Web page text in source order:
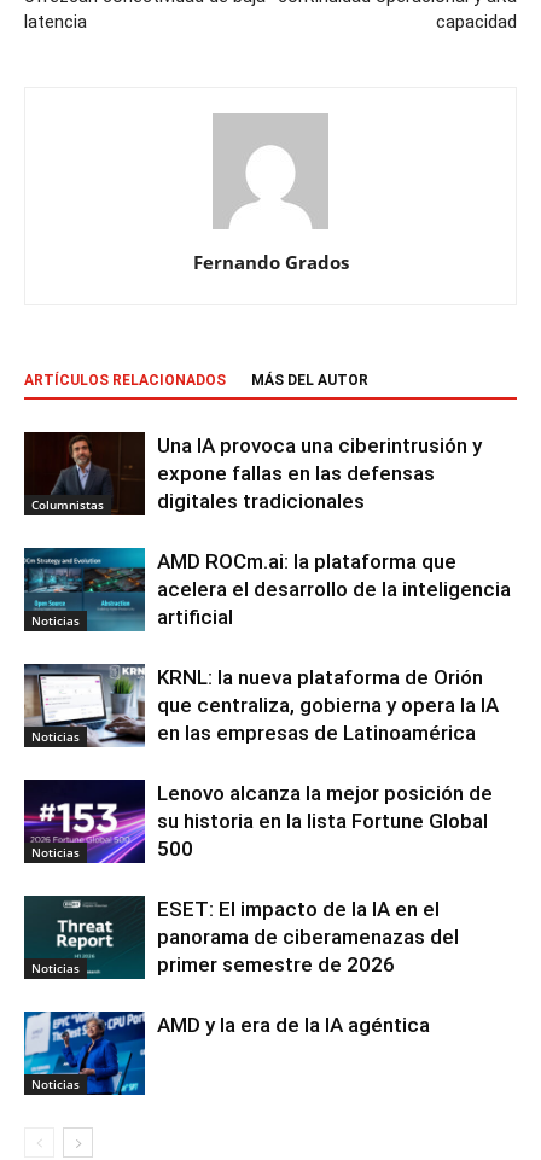
latencia
capacidad
Fernando Grados
ARTÍCULOS RELACIONADOS MÁS DEL AUTOR
Columnistas
Una IA provoca una ciberintrusión y
expone fallas en las defensas
digitales tradicionales
Noticias
AMD ROCm.ai: la plataforma que
acelera el desarrollo de la inteligencia
artificial
Noticias
KRNL: la nueva plataforma de Orión
que centraliza, gobierna y opera la IA
en las empresas de Latinoamérica
Noticias
Lenovo alcanza la mejor posición de
su historia en la lista Fortune Global
500
Noticias
ESET: El impacto de la IA en el
panorama de ciberamenazas del
primer semestre de 2026
Noticias
AMD y la era de la IA agéntica